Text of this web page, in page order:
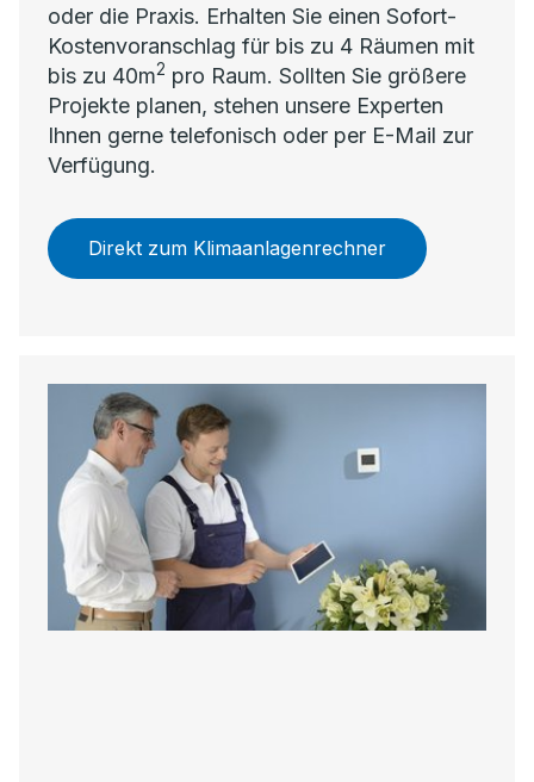
oder die Praxis. Erhalten Sie einen Sofort-
Kostenvoranschlag für bis zu 4 Räumen mit
bis zu 40m2 pro Raum. Sollten Sie größere
Projekte planen, stehen unsere Experten
Ihnen gerne telefonisch oder per E-Mail zur
Verfügung.
Direkt zum Klimaanlagenrechner